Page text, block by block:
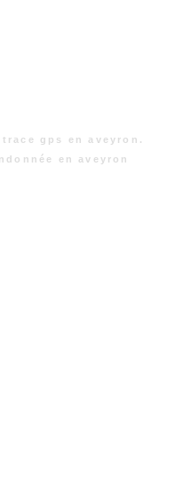
gps en aveyron.
en aveyron